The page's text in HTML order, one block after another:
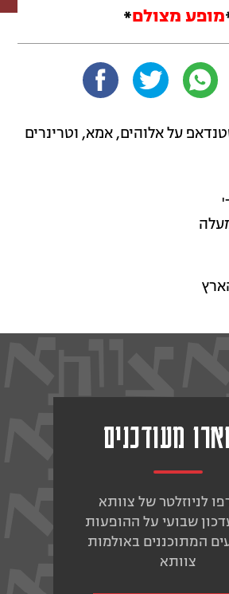
מופע מצולם*
על אלוהים, אמא, וטרינרים
מעודכנים
לניוזלטר של צוותא
שבועי על ההופעות
המתוכננים באולמות
צוותא